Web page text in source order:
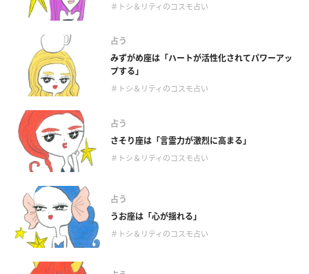
＃トシ＆リティのコスモ占い
占う
みずがめ座は「ハートが活性化されてパワーアッ
プする」
＃トシ＆リティのコスモ占い
占う
さそり座は「言霊力が激烈に高まる」
＃トシ＆リティのコスモ占い
占う
うお座は「心が揺れる」
＃トシ＆リティのコスモ占い